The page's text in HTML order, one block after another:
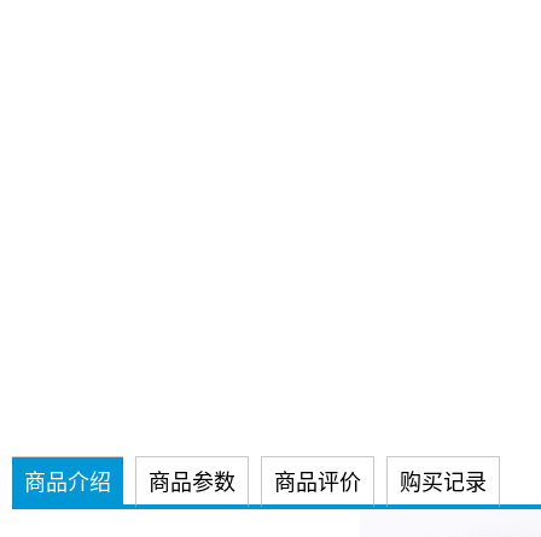
商品介绍 商品参数 商品评价 购买记录